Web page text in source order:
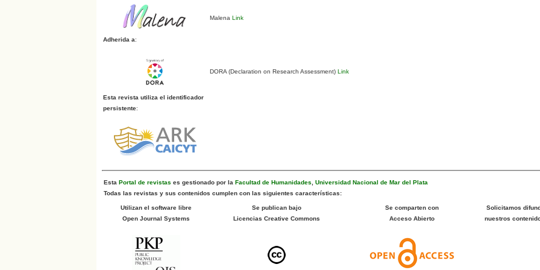
Malena Link
Adherida a:
DORA (Declaration on Research Assessment) Link
Esta revista utiliza el identificador
persistente:
Esta Portal de revistas es gestionado por la Facultad de Humanidades
Universidad Nacional de Mar del Plata
Todas las revistas y sus contenidos cumplen con las siguientes características:
Utilizan el software libre
Open Journal Systems
Se publican bajo
Licencias Creative Commons
Se comparten con
Acceso Abierto
Solicitamos
nuestros